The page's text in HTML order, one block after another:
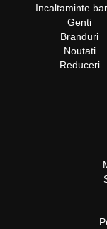
Incaltaminte
Genti
Branduri
Noutati
Reduceri